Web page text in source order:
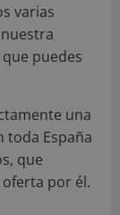
varias
puedes
una
toda España
que
por él.